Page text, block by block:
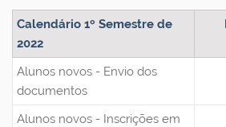
Calendário 1º Semestre de
2022
Alunos novos - Envio dos
documentos
Alunos novos - Inscrições em